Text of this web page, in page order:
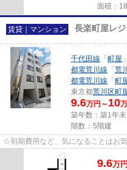
面積：
賃貸｜マンション 長楽町屋レ
千代田線 「町屋
都電荒川線 「荒
都電荒川線 「町
東京都荒川区町
9.6万円～ 10
築年数：築1年未
階数：5階建
☆初期費用など、気になることはお
9.6万円